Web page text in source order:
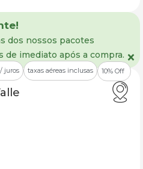
dos nossos pacotes
de imediato após a compra. ×
juros taxas aéreas inclusas 10% Off